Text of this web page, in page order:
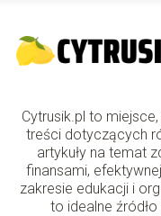
Cytrusik.pl to
treści dotyczących
artykuły na temat
finansami,
zakresie edukacji i
to idealne